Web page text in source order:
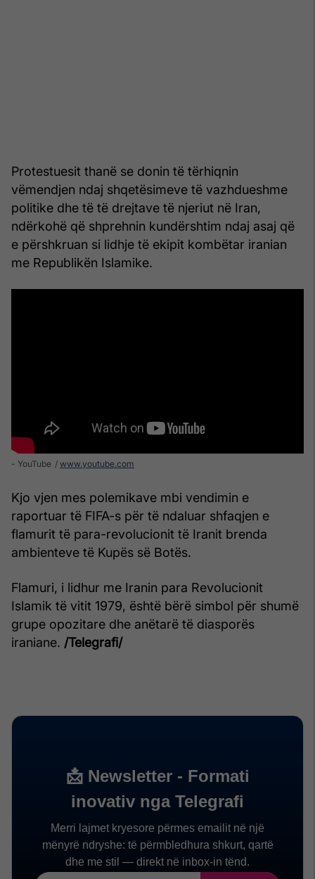
Protestuesit thanë se donin të tërhiqnin
vëmendjen ndaj shqetësimeve të vazhdueshme
politike dhe të të drejtave të njeriut në Iran,
ndërkohë që shprehnin kundërshtim ndaj asaj që
e përshkruan si lidhje të ekipit kombëtar iranian
me Republikën Islamike.
- YouTube www.youtube.com
Kjo vjen mes polemikave mbi vendimin e
raportuar të FIFA-s për të ndaluar shfaqjen e
flamurit të para-revolucionit të Iranit brenda
ambienteve të Kupës së Botës.
Flamuri, i lidhur me Iranin para Revolucionit
Islamik të vitit 1979, është bërë simbol për shumë
grupe opozitare dhe anëtarë të diasporës
iraniane. /Telegrafi/